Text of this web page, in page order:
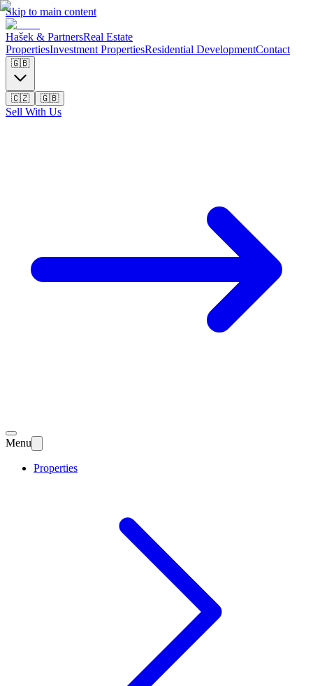
Skip to main content
Hašek & PartnersReal Estate
PropertiesInvestment PropertiesResidential DevelopmentContact
🇬🇧
🇨🇿 🇬🇧
Sell With Us
Menu
Properties